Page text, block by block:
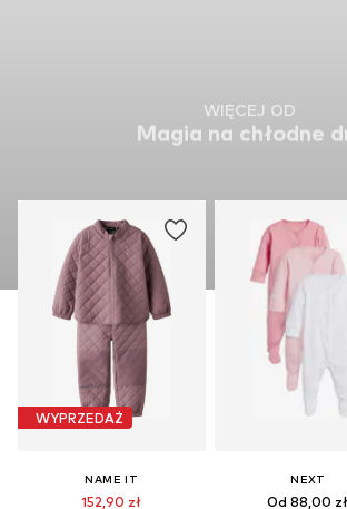
WIĘCEJ OD
Magia na chłodne
WYPRZEDAŻ
NAME IT
152,90 zł
NEXT
Od 88,00 zł